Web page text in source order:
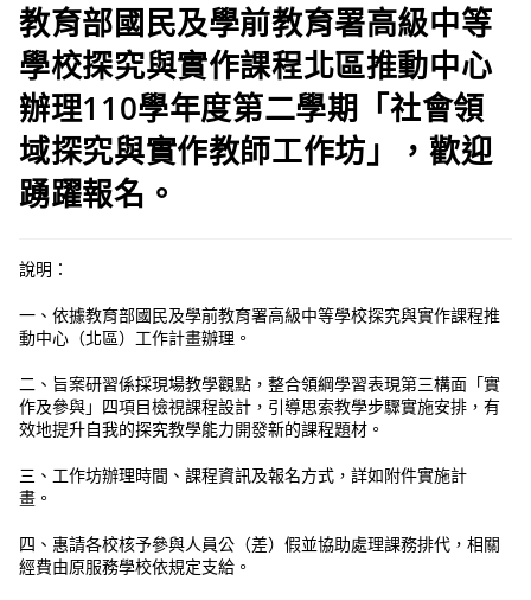
教育部國民及學前教育署高級中等
學校探究與實作課程北區推動中心
辦理110學年度第二學期「社會領
域探究與實作教師工作坊」，歡迎
踴躍報名。
說明：
一、依據教育部國民及學前教育署高級中等學校探究與實作課程推
動中心（北區）工作計畫辦理。
二、旨案研習係採現場教學觀點，整合領綱學習表現第三構面「實
作及參與」四項目檢視課程設計，引導思索教學步驟實施安排，有
效地提升自我的探究教學能力開發新的課程題材。
三、工作坊辦理時間、課程資訊及報名方式，詳如附件實施計
畫。
四、惠請各校核予參與人員公（差）假並協助處理課務排代，相關
經費由原服務學校依規定支給。